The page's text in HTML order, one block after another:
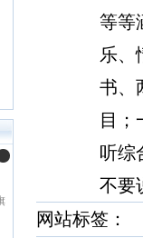
纵横
百度
网站
致力
等等
乐、
书、
目
听综
不要
网站标签